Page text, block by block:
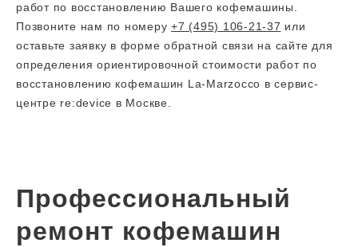
работ по восстановлению Вашего кофемашины.
Позвоните нам по номеру +7 (495) 106-21-37 или
оставьте заявку в форме обратной связи на сайте для
определения ориентировочной стоимости работ по
восстановлению кофемашин La-Marzocco в сервис-
центре re:device в Москве.
Профессиональный
ремонт кофемашин